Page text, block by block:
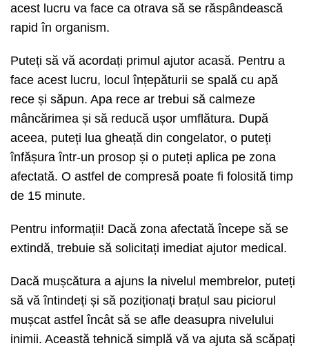
acest lucru va face ca otrava să se răspândească
rapid în organism.
Puteți să vă acordați primul ajutor acasă. Pentru a
face acest lucru, locul înțepăturii se spală cu apă
rece și săpun. Apa rece ar trebui să calmeze
mâncărimea și să reducă ușor umflătura. După
aceea, puteți lua gheață din congelator, o puteți
înfășura într-un prosop și o puteți aplica pe zona
afectată. O astfel de compresă poate fi folosită timp
de 15 minute.
Pentru informații! Dacă zona afectată începe să se
extindă, trebuie să solicitați imediat ajutor medical.
Dacă mușcătura a ajuns la nivelul membrelor, puteți
să vă întindeți și să poziționați brațul sau piciorul
mușcat astfel încât să se afle deasupra nivelului
inimii. Această tehnică simplă vă va ajuta să scăpați